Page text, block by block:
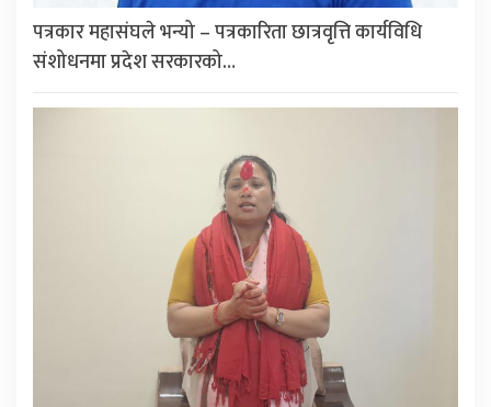
पत्रकार महासंघले भन्यो – पत्रकारिता छात्रवृत्ति कार्यविधि
संशोधनमा प्रदेश सरकारको…